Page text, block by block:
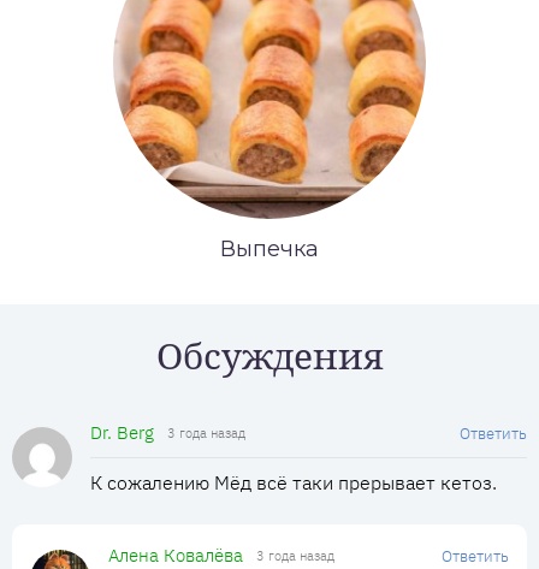
Выпечка
Обсуждения
Dr. Berg 3 года назад Ответить
К сожалению Мёд всё таки прерывает кетоз.
Алена Ковалёва 3 года назад Ответить